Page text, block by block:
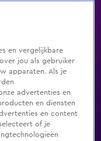
Genres
en vergelijkbare
jou als gebruiker
apparaten. Als je
advertenties en
en diensten
en content
of je